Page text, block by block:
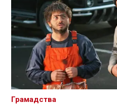
Грамадства